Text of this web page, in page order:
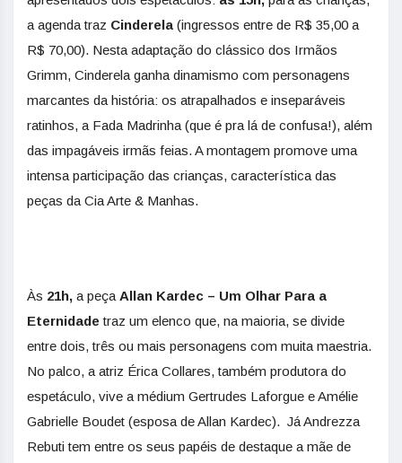
a agenda traz Cinderela (ingressos entre de R$ 35,00 a
R$ 70,00). Nesta adaptação do clássico dos Irmãos
Grimm, Cinderela ganha dinamismo com personagens
marcantes da história: os atrapalhados e inseparáveis
ratinhos, a Fada Madrinha (que é pra lá de confusa!), além
das impagáveis irmãs feias. A montagem promove uma
intensa participação das crianças, característica das
peças da Cia Arte & Manhas.
Às 21h, a peça Allan Kardec – Um Olhar Para a
Eternidadetraz um elenco que, na maioria, se divide
entre dois, três ou mais personagens com muita maestria.
No palco, a atriz Érica Collares, também produtora do
espetáculo, vive a médium Gertrudes Laforgue e Amélie
Gabrielle Boudet (esposa de Allan Kardec). Já Andrezza
Rebuti tem entre os seus papéis de destaque a mãe de